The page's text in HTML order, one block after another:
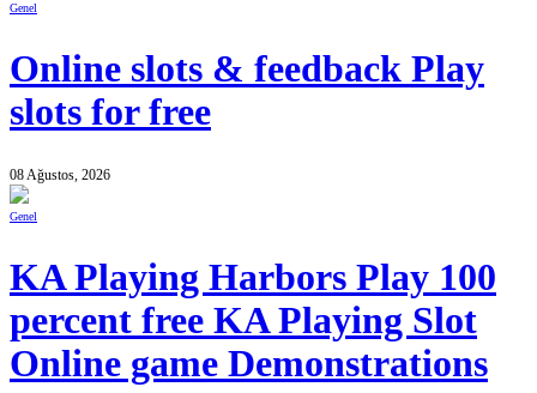
Genel
Online slots & feedback Play
slots for free
08 Ağustos, 2026
Genel
KA Playing Harbors Play 100
percent free KA Playing Slot
Online game Demonstrations